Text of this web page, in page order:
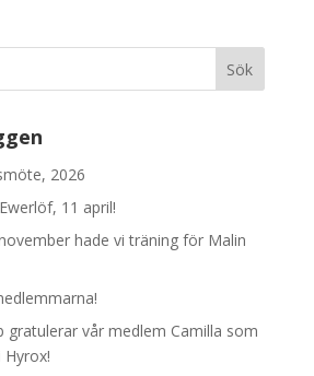
2026
11 april!
hade vi träning för Malin
gratulerar vår medlem Camilla som
Hyrox!